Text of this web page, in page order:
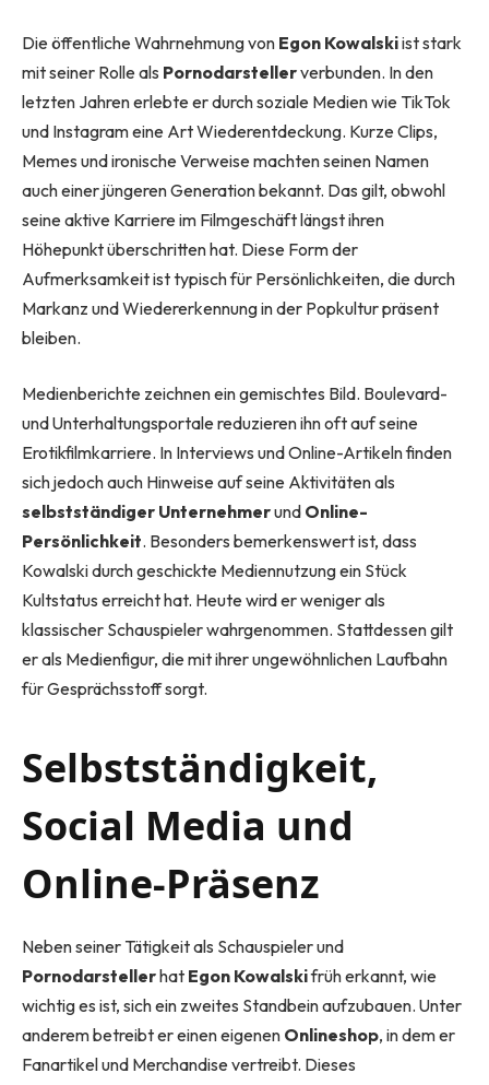
Die öffentliche Wahrnehmung von Egon Kowalskiist stark
mit seiner Rolle als Pornodarstellerverbunden. In den
letzten Jahren erlebte er durch soziale Medien wie TikTok
und Instagram eine Art Wiederentdeckung. Kurze Clips,
Memes und ironische Verweise machten seinen Namen
auch einer jüngeren Generation bekannt. Das gilt, obwohl
seine aktive Karriere im Filmgeschäft längst ihren
Höhepunkt überschritten hat. Diese Form der
Aufmerksamkeit ist typisch für Persönlichkeiten, die durch
Markanz und Wiedererkennung in der Popkultur präsent
bleiben.
Medienberichte zeichnen ein gemischtes Bild. Boulevard-
und Unterhaltungsportale reduzieren ihn oft auf seine
Erotikfilmkarriere. In Interviews und Online-Artikeln finden
sich jedoch auch Hinweise auf seine Aktivitäten als
selbstständiger Unternehmerund Online-
Persönlichkeit. Besonders bemerkenswert ist, dass
Kowalski durch geschickte Mediennutzung ein Stück
Kultstatus erreicht hat. Heute wird er weniger als
klassischer Schauspieler wahrgenommen. Stattdessen gilt
er als Medienfigur, die mit ihrer ungewöhnlichen Laufbahn
für Gesprächsstoff sorgt.
Selbstständigkeit,
Social Media und
Online-Präsenz
Neben seiner Tätigkeit als Schauspieler und
Pornodarstellerhat Egon Kowalskifrüh erkannt, wie
wichtig es ist, sich ein zweites Standbein aufzubauen. Unter
anderem betreibt er einen eigenen Onlineshop, in dem er
Fanartikel und Merchandise vertreibt. Dieses